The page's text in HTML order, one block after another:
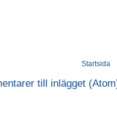
Startsida
till inlägget